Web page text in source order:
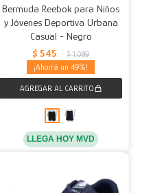
Bermuda Reebok para Niños
y Jóvenes Deportiva Urbana
Casual - Negro
$ 545 $ 1.089
49
LLEGA HOY MVD